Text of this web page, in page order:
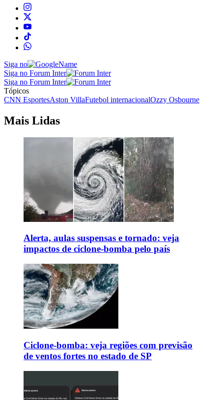
Siga no
Siga no Forum Inter
Siga no Forum Inter
Tópicos
CNN EsportesAston VillaFutebol internacionalOzzy Osbourne
Mais Lidas
Alerta, aulas suspensas e tornado: veja
impactos de ciclone-bomba pelo país
Ciclone-bomba: veja regiões com previsão
de ventos fortes no estado de SP